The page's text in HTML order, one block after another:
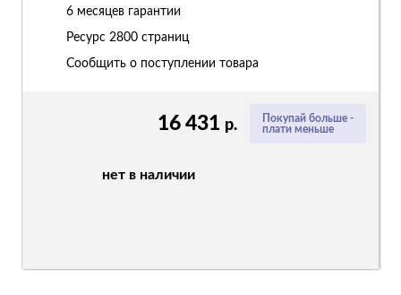
Покупай больше -
плати меньше
16 431 р.
нет в наличии
6 месяцев гарантии
Ресурс 2800 страниц
Сообщить о поступлении товара